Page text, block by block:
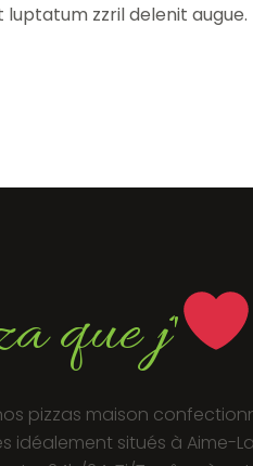
zzril delenit augue.
que j'
pizzas maison
idéalement situés à Aime-